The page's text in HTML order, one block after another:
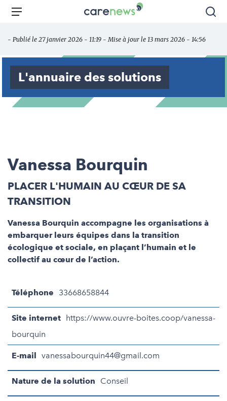
Aller
principal
Carenews,
des
acteurs
l'engagement
Menu
- Publié le 27 janvier 2026 - 11:19 - Mise à jour le 13 mars 2026 - 14:56
L'annuaire des solutions
Vanessa Bourquin
PLACER L'HUMAIN AU CŒUR DE SA
TRANSITION
Vanessa Bourquin accompagne les organisations à
embarquer leurs équipes dans la transition
écologique et sociale, en plaçant l’humain et le
collectif au cœur de l’action.
Téléphone 33668658844
Site internet https://www.ouvre-boites.coop/vanessa-
bourquin
E-mail vanessabourquin44@gmail.com
Nature de la solution Conseil